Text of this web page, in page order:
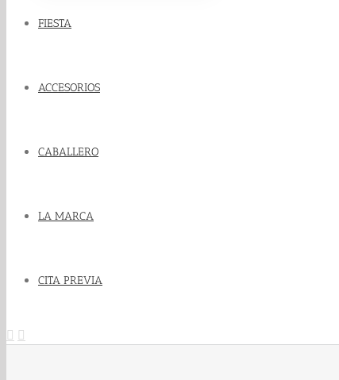
FIESTA
ACCESORIOS
CABALLERO
LA MARCA
CITA PREVIA